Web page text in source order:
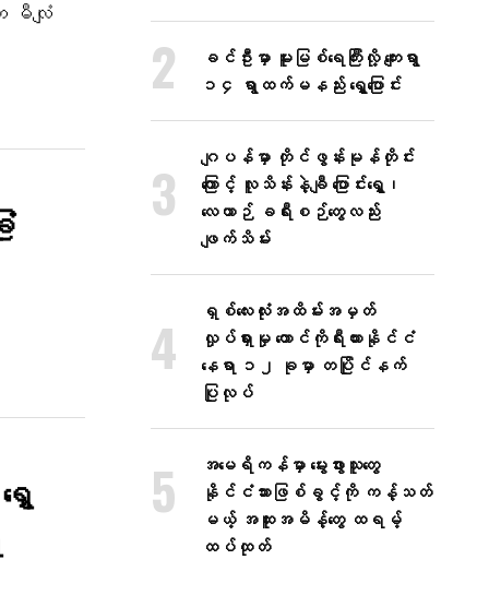
မီလျံ
ေ
ခင်ဦးမှာ မူးမြစ်ရေကြီးလို့ ကျေးရွာ
၁၄ ရွာထက်မနည်း ရွှေ့ပြောင်း
ဂျပန်မှာ တိုင်ဖွန်းမုန်တိုင်း
ကြောင့် လူသိန်းနဲ့ချီ ပြောင်းရွှေ့၊
လေယာဉ် ခရီးစဉ်တွေလည်း
ဖျက်သိမ်း
ရှစ်လေးလုံးအထိမ်းအမှတ်
လှုပ်ရှားမှု တောင်ကိုရီးယားနိုင်ငံ
နေရာ ၁၂ ခုမှာ တပြိုင်နက်
ပြုလုပ်
အမေရိကန်မှာ မွေးဖွားသူတွေ
နိုင်ငံသားဖြစ်ခွင့်ကို ကန့်သတ်
မယ့် အထူးအမိန့်တွေ ထရမ့်
ထပ်ထုတ်